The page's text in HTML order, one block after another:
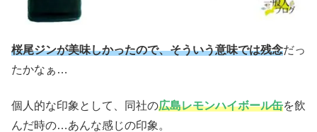
桜尾ジンが美味しかったので、そういう意味では残念だっ
たかなぁ…
個人的な印象として、同社の広島レモンハイボール缶を飲
んだ時の…あんな感じの印象。